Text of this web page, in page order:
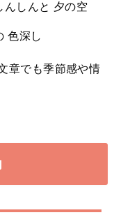
しんと 夕の空
色深し
章でも季節感や情